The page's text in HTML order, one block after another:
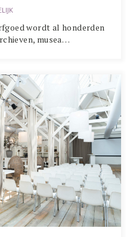
wordt al honderden
musea…